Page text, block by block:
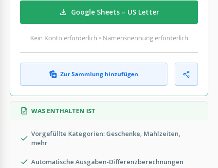
Google Sheets – US Letter
Kein Konto erforderlich • Namensnennung erforderlich
Zur Sammlung hinzufügen
WAS ENTHALTEN IST
Vorgefüllte Kategorien: Geschenke, Mahlzeiten,
mehr
Automatische Ausgaben-Differenzberechnungen